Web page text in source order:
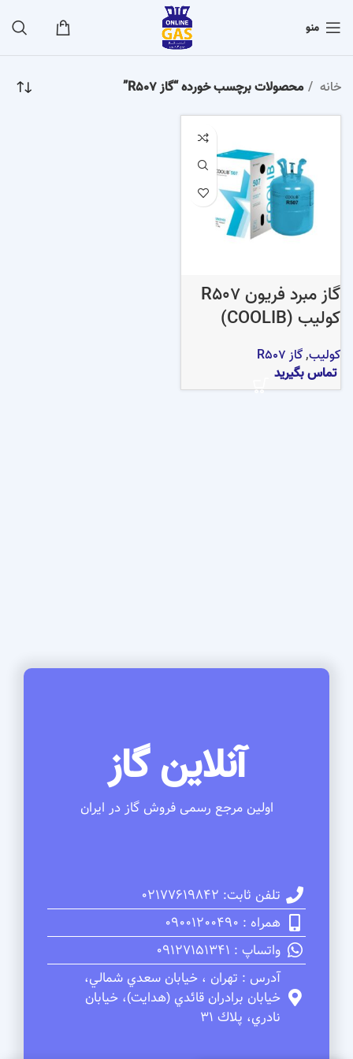
منو
خانه محصولات برچسب خورده “گاز R507”
گاز مبرد فریون R507
کولیب (COOLIB)
کولیب,گاز R507
تماس بگیرید
آنلاین گاز
اولین مرجع رسمی فروش گاز در ایران
تلفن ثابت: 02177619842
همراه : 09001200490
واتساپ : 09127151341
آدرس : تهران ، خيابان سعدي شمالي،
خيابان برادران قائدي (هدايت)، خيابان
نادري، پلاك 31